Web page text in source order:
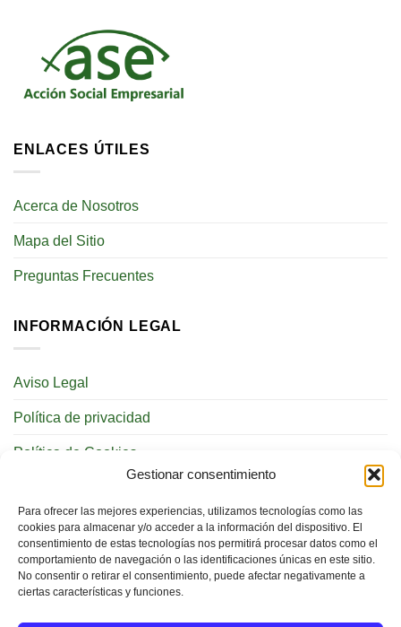
Gestionar consentimiento
Para ofrecer las mejores experiencias, utilizamos tecnologías como las
cookies para almacenar y/o acceder a la información del dispositivo. El
consentimiento de estas tecnologías nos permitirá procesar datos como el
comportamiento de navegación o las identificaciones únicas en este sitio.
No consentir o retirar el consentimiento, puede afectar negativamente a
ciertas características y funciones.
ENLACES ÚTILES
Acerca de Nosotros
Mapa del Sitio
Preguntas Frecuentes
INFORMACIÓN LEGAL
Aviso Legal
Política de privacidad
Política de Cookies